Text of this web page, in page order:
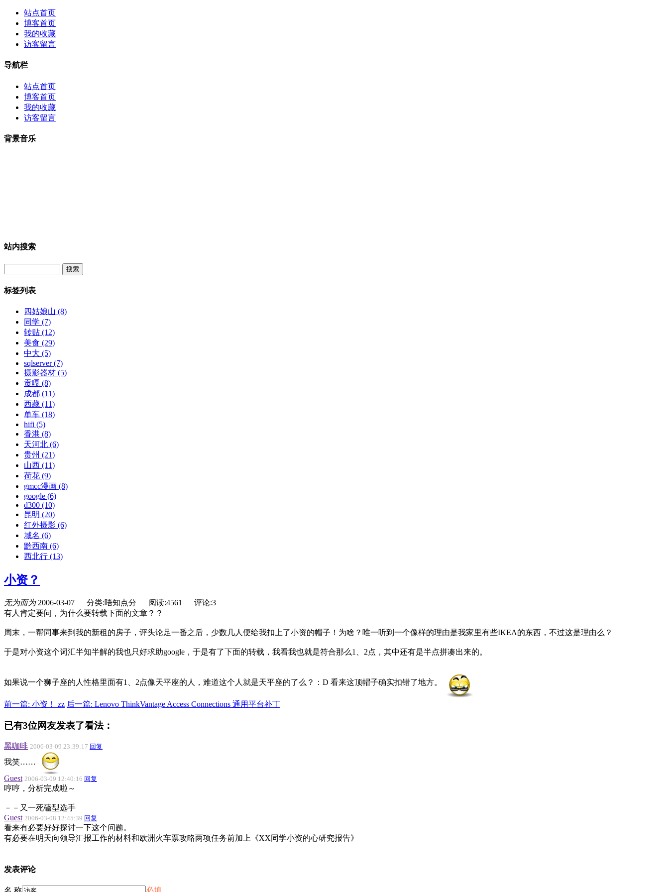
站点首页
博客首页
我的收藏
访客留言
导航栏
站点首页
博客首页
我的收藏
访客留言
背景音乐
站内搜索
标签列表
四姑娘山 (8)
同学 (7)
转贴 (12)
美食 (29)
中大 (5)
sqlserver(7)
摄影器材 (5)
贡嘎 (8)
成都 (11)
西藏 (11)
单车 (18)
hifi (5)
香港 (8)
天河北 (6)
贵州 (21)
山西 (11)
荷花 (9)
gmcc漫画 (8)
google (6)
d300 (10)
昆明 (20)
红外摄影 (6)
域名 (6)
黔西南 (6)
西北行 (13)
小资？
无为而为 2006-03-07 分类:唔知点分 阅读:4561
评论:3
有人肯定要问，为什么要转载下面的文章？？
周末，一帮同事来到我的新租的房子，评头论足一番之后，少数几人便给我扣上了小资的帽子！为啥？唯一听到一个像样的理由是我家里有些IKEA的东西，不过这是理由么？
于是对小资这个词汇半知半解的我也只好求助google，于是有了下面的转载，我看我也就是符合那么1、2点，其中还有是半点拼凑出来的。
如果说一个狮子座的人性格里面有1、2点像天平座的人，难道这个人就是天平座的了么？：D 看来这顶帽子确实扣错了地方。
前一篇: 小资！ zz 后一篇: Lenovo ThinkVantage Access Connections 通用平台补丁
已有3位网友发表了看法：
黑咖啡 2006-03-09 23:39:17 回复
我笑……
Guest 2006-03-09 12:40:16 回复
哼哼，分析完成啦～
－－又一死磕型选手
Guest 2006-03-08 12:45:39 回复
看来有必要好好探讨一下这个问题。
有必要在明天向领导汇报工作的材料和欧洲火车票攻略两项任务前加上《XX同学小资的心研究报告》
发表评论
名 称 必填